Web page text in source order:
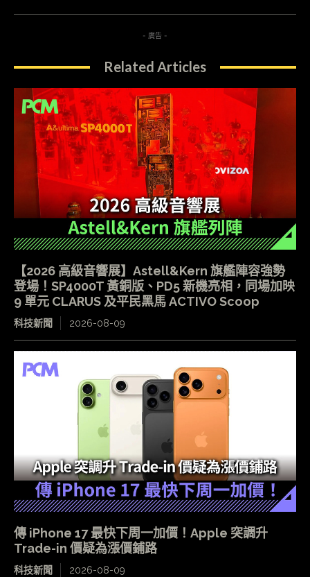
- 廣告 -
Related Articles
【2026 高級音響展】Astell&Kern 旗艦陣容強勢
登場！SP4000T 黃銅版、PD5 新機亮相，同場加映
9 單元 CLARUS 及平民黑馬 ACTIVO Scoop
科技新聞 2026-08-09
傳 iPhone 17 最快下周一加價！Apple 突調升
Trade-in 價疑為漲價鋪路
科技新聞 2026-08-09